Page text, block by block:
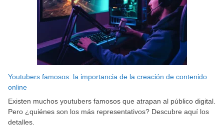
Youtubers famosos: la importancia de la creación de contenido
online
Existen muchos youtubers famosos que atrapan al público digital.
Pero ¿quiénes son los más representativos? Descubre aquí los
detalles.